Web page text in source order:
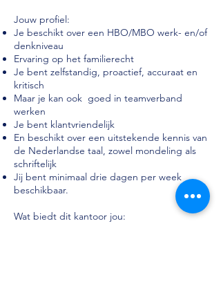
Jouw profiel:
Je beschikt over een HBO/MBO werk- en/of
denkniveau
Ervaring op het familierecht
Je bent zelfstandig, proactief, accuraat en
kritisch
Maar je kan ook goed in teamverband
werken
Je bent klantvriendelijk
En beschikt over een uitstekende kennis van
de Nederlandse taal, zowel mondeling als
schriftelijk
Jij bent minimaal drie dagen per week
beschikbaar.
Wat biedt dit kantoor jou: